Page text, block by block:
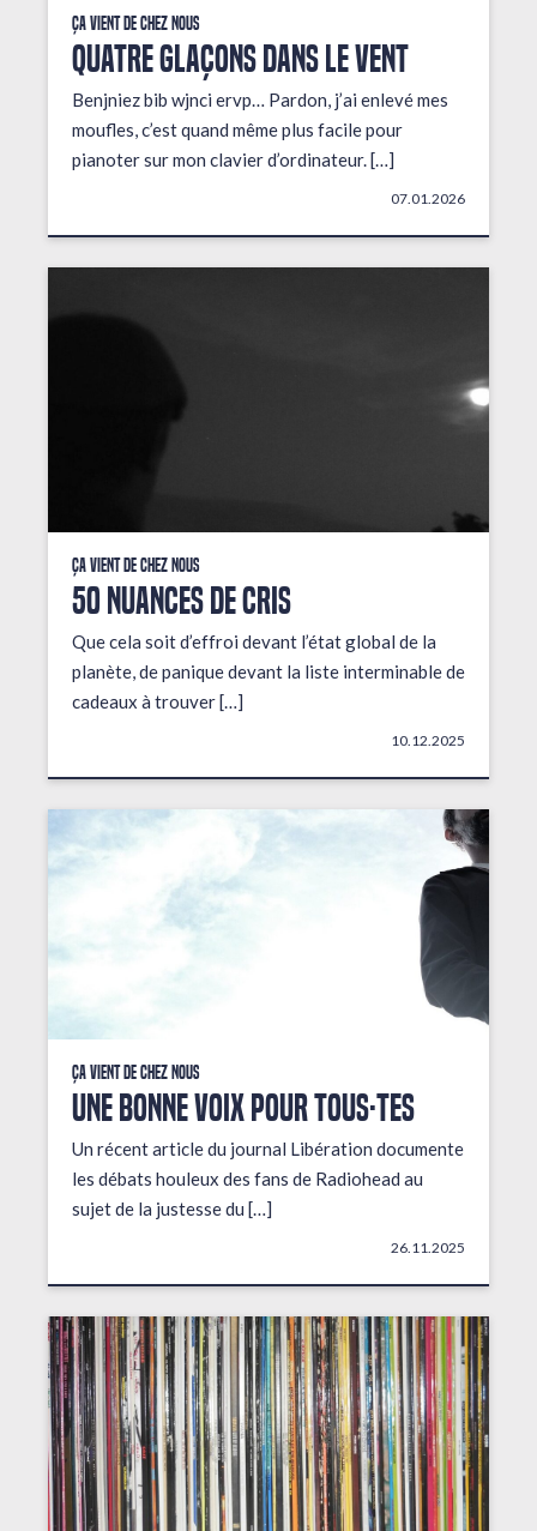
Ça vient de chez nous
QUATRE GLAÇONS DANS LE VENT
Benjniez bib wjnci ervp… Pardon, j’ai enlevé mes
moufles, c’est quand même plus facile pour
pianoter sur mon clavier d’ordinateur. […]
07.01.2026
Ça vient de chez nous
50 NUANCES DE CRIS
Que cela soit d’effroi devant l’état global de la
planète, de panique devant la liste interminable de
cadeaux à trouver […]
10.12.2025
Ça vient de chez nous
UNE BONNE VOIX POUR TOUS·TES
Un récent article du journal Libération documente
les débats houleux des fans de Radiohead au
sujet de la justesse du […]
26.11.2025